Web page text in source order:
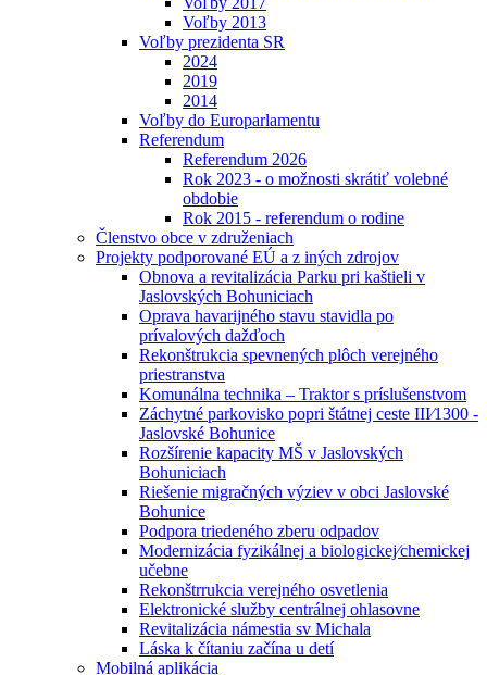
Voľby 2013
Voľby prezidenta SR
2024
2019
2014
Voľby do Europarlamentu
Referendum
Referendum 2026
Rok 2023 - o možnosti skrátiť volebné
obdobie
Rok 2015 - referendum o rodine
Členstvo obce v združeniach
Projekty podporované EÚ a z iných zdrojov
Obnova a revitalizácia Parku pri kaštieli v
Jaslovských Bohuniciach
Oprava havarijného stavu stavidla po
prívalových dažďoch
Rekonštrukcia spevnených plôch verejného
priestranstva
Komunálna technika – Traktor s príslušenstvom
Záchytné parkovisko popri štátnej ceste III⁄1300 -
Jaslovské Bohunice
Rozšírenie kapacity MŠ v Jaslovských
Bohuniciach
Riešenie migračných výziev v obci Jaslovské
Bohunice
Podpora triedeného zberu odpadov
Modernizácia fyzikálnej a biologickej⁄chemickej
učebne
Rekonštrrukcia verejného osvetlenia
Elektronické služby centrálnej ohlasovne
Revitalizácia námestia sv Michala
Láska k čítaniu začína u detí
Mobilná aplikácia